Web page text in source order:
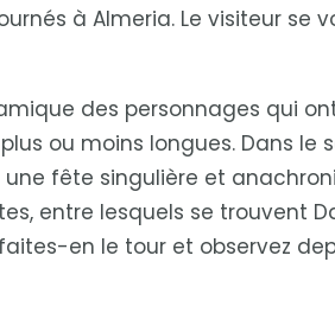
à Almeria. Le visiteur se
des personnages qui
ou moins longues. Dans le
fête singulière et
entre lesquels se trouvent
en le tour et observez